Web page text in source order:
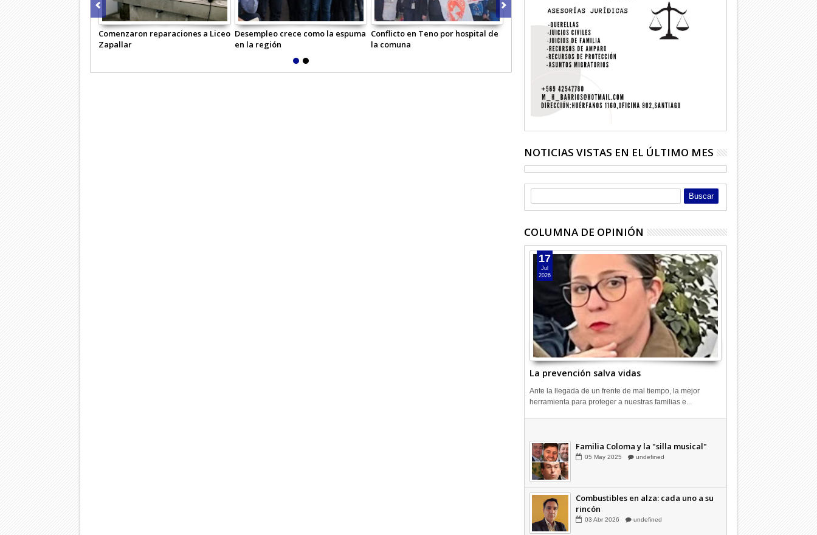
Comenzaron reparaciones a Liceo
Zapallar
Desempleo crece como la espuma
en la región
Conflicto en Teno por hospital de
la comuna
Escuela busca alumnos para
primero básico
Adulta mayor bebió soda cáustica
NOTICIAS VISTAS EN EL ÚLTIMO MES
COLUMNA DE OPINIÓN
La prevención salva vidas
17
Jul
2026
Ante la llegada de un frente de mal tiempo, la mejor
herramienta para proteger a nuestras familias e...
03Abr 2026 undefined